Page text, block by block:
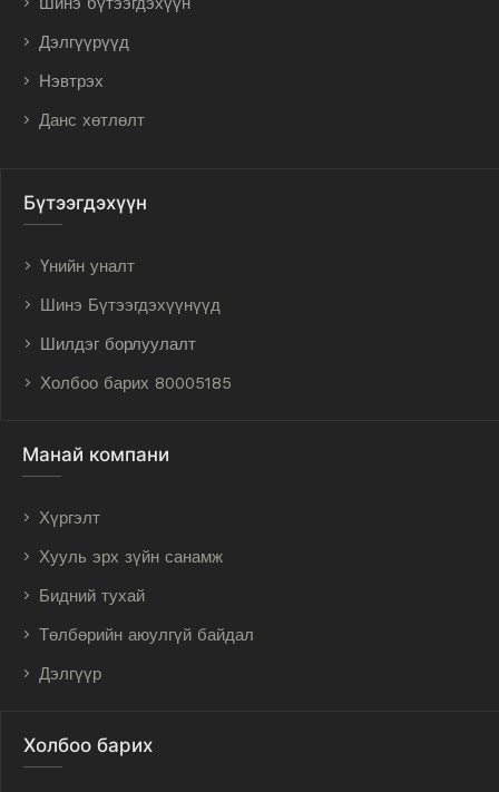
Дэлгүүрүүд
Нэвтрэх
Данс хөтлөлт
Бүтээгдэхүүн
Үнийн уналт
Шинэ Бүтээгдэхүүнүүд
Шилдэг борлуулалт
Холбоо барих 80005185
Манай компани
Хүргэлт
Хууль эрх зүйн санамж
Бидний тухай
Төлбөрийн аюулгүй байдал
Дэлгүүр
Холбоо барих